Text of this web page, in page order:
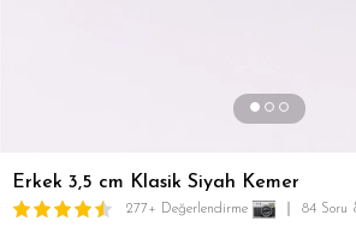
Erkek 3,5 cm Klasik Siyah Kemer
277+ Değerlendirme 84 Soru